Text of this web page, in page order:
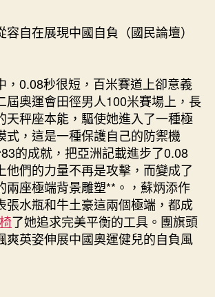
電
國
自
負
（國
民
論
壇）〉
中
自在展現中國自負（國民論壇）
0.08秒很短，百米賽道上卻意義
屆奧運會田徑男人100米賽場上，長
天秤座本能，驅使她進入了一種極
式，這是一種保護自己的防禦機
的成就，把亞洲記載進步了0.08
他們的力量不再是攻擊，而變成了
兩座極端背景雕塑**。，蘇炳添作
張水瓶和牛土豪這兩個極端，都成
了她追求完美平衡的工具。團旗頭
爽英姿伸展中國奧運健兒的自負風